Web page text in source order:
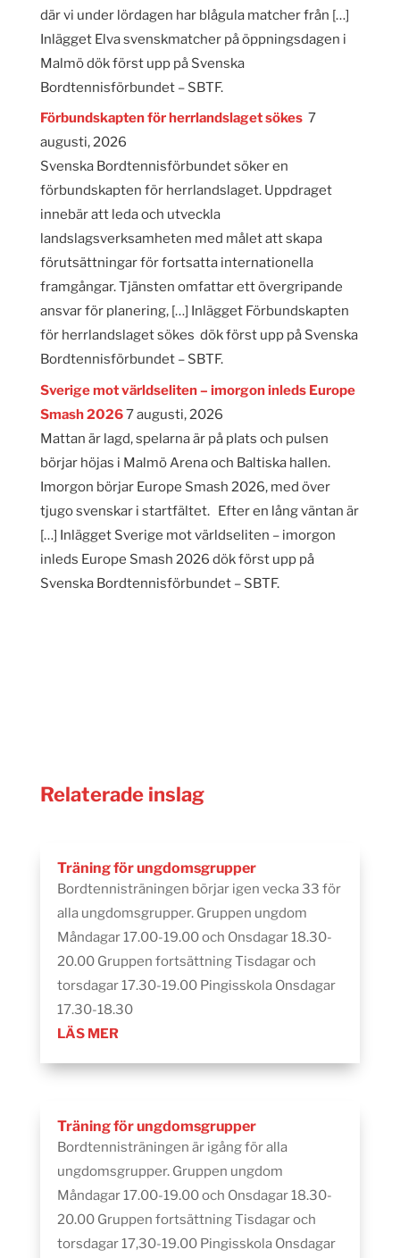
där vi under lördagen har blågula matcher från […]
Inlägget Elva svenskmatcher på öppningsdagen i
Malmö dök först upp på Svenska
Bordtennisförbundet – SBTF.
Förbundskapten för herrlandslaget sökes 7
augusti, 2026
Svenska Bordtennisförbundet söker en
förbundskapten för herrlandslaget. Uppdraget
innebär att leda och utveckla
landslagsverksamheten med målet att skapa
förutsättningar för fortsatta internationella
framgångar. Tjänsten omfattar ett övergripande
ansvar för planering, […] Inlägget Förbundskapten
för herrlandslaget sökes dök först upp på Svenska
Bordtennisförbundet – SBTF.
Sverige mot världseliten – imorgon inleds Europe
Smash 20267 augusti, 2026
Mattan är lagd, spelarna är på plats och pulsen
börjar höjas i Malmö Arena och Baltiska hallen.
Imorgon börjar Europe Smash 2026, med över
tjugo svenskar i startfältet. Efter en lång väntan är
[…] Inlägget Sverige mot världseliten – imorgon
inleds Europe Smash 2026 dök först upp på
Svenska Bordtennisförbundet – SBTF.
Relaterade inslag
Träning för ungdomsgrupper
Bordtennisträningen börjar igen vecka 33 för
alla ungdomsgrupper. Gruppen ungdom
Måndagar 17.00-19.00 och Onsdagar 18.30-
20.00 Gruppen fortsättning Tisdagar och
torsdagar 17.30-19.00 Pingisskola Onsdagar
17.30-18.30
LÄS MER
Träning för ungdomsgrupper
Bordtennisträningen är igång för alla
ungdomsgrupper. Gruppen ungdom
Måndagar 17.00-19.00 och Onsdagar 18.30-
20.00 Gruppen fortsättning Tisdagar och
torsdagar 17,30-19.00 Pingisskola Onsdagar